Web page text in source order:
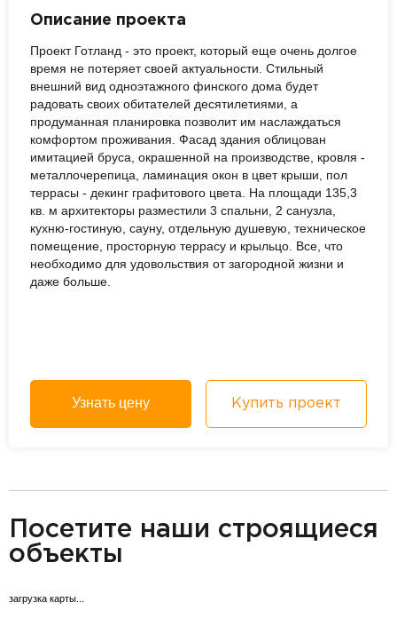
Описание проекта
Проект Готланд - это проект, который еще очень долгое
время не потеряет своей актуальности. Стильный
внешний вид одноэтажного финского дома будет
радовать своих обитателей десятилетиями, а
продуманная планировка позволит им наслаждаться
комфортом проживания. Фасад здания облицован
имитацией бруса, окрашенной на производстве, кровля -
металлочерепица, ламинация окон в цвет крыши, пол
террасы - декинг графитового цвета. На площади 135,3
кв. м архитекторы разместили 3 спальни, 2 санузла,
кухню-гостиную, сауну, отдельную душевую, техническое
помещение, просторную террасу и крыльцо. Все, что
необходимо для удовольствия от загородной жизни и
даже больше.
Узнать цену Купить проект
Посетите наши строящиеся
объекты
загрузка карты...